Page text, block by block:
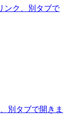
ンク、別タブで
別タブで開きま